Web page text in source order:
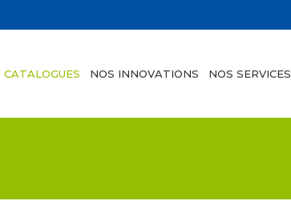
CATALOGUES NOS INNOVATIONS NOS SERVICES